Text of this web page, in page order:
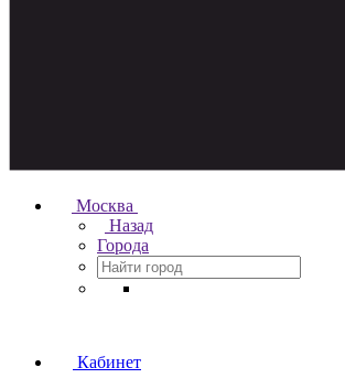
Москва
Назад
Города
Кабинет